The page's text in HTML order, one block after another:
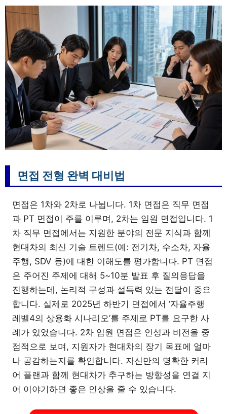
면접 전형 완벽 대비법
면접은 1차와 2차로 나뉩니다. 1차 면접은 직무 면접
과 PT 면접이 주를 이루며, 2차는 임원 면접입니다. 1
차 직무 면접에서는 지원한 분야의 전문 지식과 함께
현대차의 최신 기술 트렌드(예: 전기차, 수소차, 자율
주행, SDV 등)에 대한 이해도를 평가합니다. PT 면접
은 주어진 주제에 대해 5~10분 발표 후 질의응답을
진행하는데, 논리적 구성과 설득력 있는 전달이 중요
합니다. 실제로 2025년 하반기 면접에서 ‘자율주행
레벨4의 상용화 시나리오’를 주제로 PT를 요구한 사
례가 있었습니다. 2차 임원 면접은 인성과 비전을 중
점적으로 보며, 지원자가 현대차의 장기 목표에 얼마
나 공감하는지를 확인합니다. 자신만의 명확한 커리
어 플랜과 함께 현대차가 추구하는 방향성을 연결 지
어 이야기하면 좋은 인상을 줄 수 있습니다.